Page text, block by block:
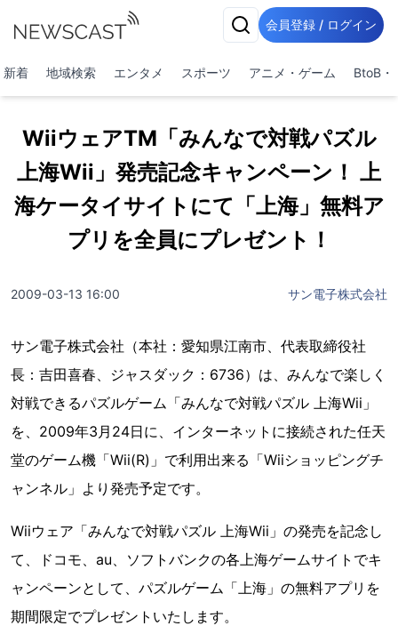
会員登録 / ログイン
新着 地域検索 エンタメ スポーツ アニメ・ゲーム BtoB・
WiiウェアTM「みんなで対戦パズル
上海Wii」発売記念キャンペーン！ 上
海ケータイサイトにて「上海」無料ア
プリを全員にプレゼント！
2009-03-13 16:00 サン電子株式会社
サン電子株式会社（本社：愛知県江南市、代表取締役社
長：吉田喜春、ジャスダック：6736）は、みんなで楽しく
対戦できるパズルゲーム「みんなで対戦パズル 上海Wii」
を、2009年3月24日に、インターネットに接続された任天
堂のゲーム機「Wii(R)」で利用出来る「Wiiショッピングチ
ャンネル」より発売予定です。
Wiiウェア「みんなで対戦パズル 上海Wii」の発売を記念し
て、ドコモ、au、ソフトバンクの各上海ゲームサイトでキ
ャンペーンとして、パズルゲーム「上海」の無料アプリを
期間限定でプレゼントいたします。